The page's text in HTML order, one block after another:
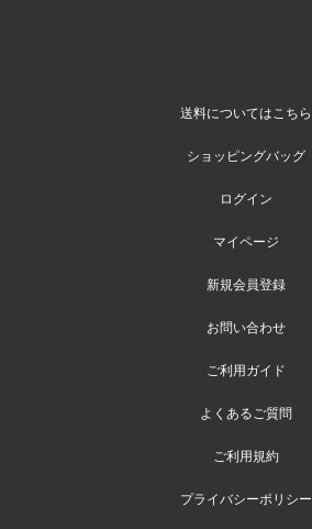
送料についてはこちら
ショッピングバッグ
ログイン
マイページ
新規会員登録
お問い合わせ
ご利用ガイド
よくあるご質問
ご利用規約
プライバシーポリシー